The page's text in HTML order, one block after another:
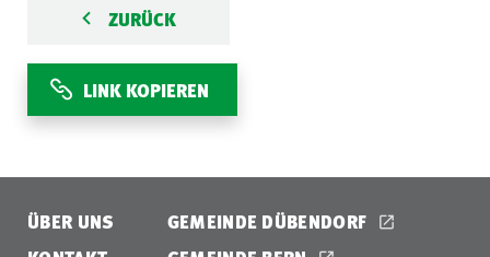
ZURÜCK
LINK KOPIEREN
ÜBER UNS
GEMEINDE DÜBENDORF